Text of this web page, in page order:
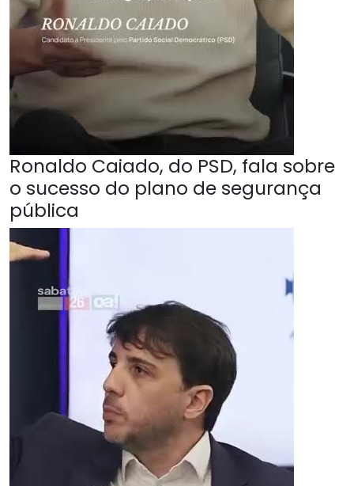
Ronaldo Caiado, do PSD, fala sobre
o sucesso do plano de segurança
pública